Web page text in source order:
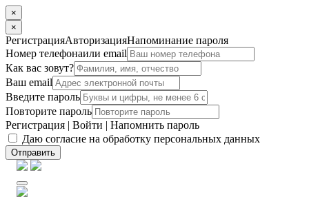
×
×
РегистрацияАвторизацияНапоминание пароля
Номер телефонаили email
Как вас зовут?
Ваш email
Введите пароль
Повторите пароль
Регистрация | Войти | Напомнить пароль
Даю согласие на обработку персональных данных
Отправить